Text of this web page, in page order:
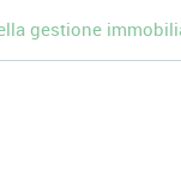
gestione